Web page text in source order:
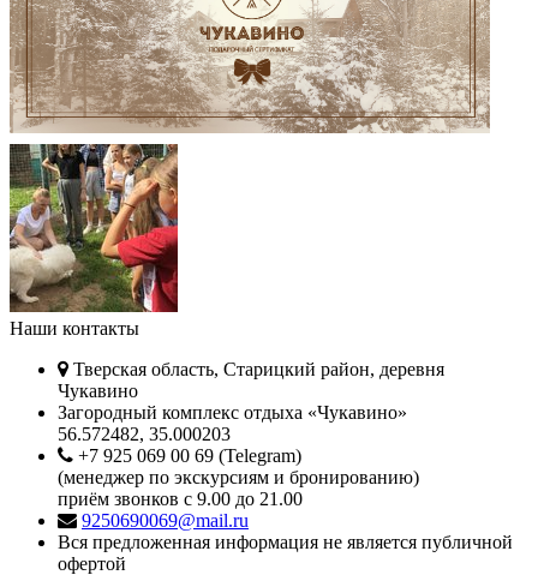
Наши контакты
Тверская область, Старицкий район, деревня
Чукавино
Загородный комплекс отдыха «Чукавино»
56.572482, 35.000203
+7 925 069 00 69 (Telegram)
(менеджер по экскурсиям и бронированию)
приём звонков с 9.00 до 21.00
9250690069@mail.ru
Вся предложенная информация не является публичной
офертой